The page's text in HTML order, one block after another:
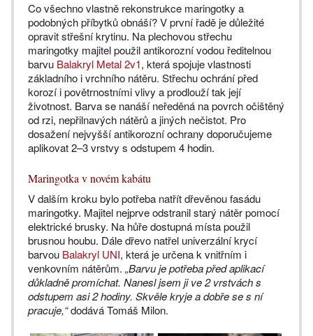
Co všechno vlastně rekonstrukce maringotky a
podobných příbytků obnáší? V první řadě je důležité
opravit střešní krytinu. Na plechovou střechu
maringotky majitel použil antikorozní vodou ředitelnou
barvu Balakryl Metal 2v1, která spojuje vlastnosti
základního i vrchního nátěru. Střechu ochrání před
korozí i povětrnostními vlivy a prodlouží tak její
životnost. Barva se nanáší neředěná na povrch očištěný
od rzi, nepřilnavých nátěrů a jiných nečistot. Pro
dosažení nejvyšší antikorozní ochrany doporučujeme
aplikovat 2–3 vrstvy s odstupem 4 hodin.
Maringotka v novém kabátu
V dalším kroku bylo potřeba natřít dřevěnou fasádu
maringotky. Majitel nejprve odstranil starý nátěr pomocí
elektrické brusky. Na hůře dostupná místa použil
brusnou houbu. Dále dřevo natřel univerzální krycí
barvou Balakryl UNI, která je určena k vnitřním i
venkovním nátěrům. „Barvu je potřeba před aplikací
důkladně promíchat. Nanesl jsem ji ve 2 vrstvách s
odstupem asi 2 hodiny. Skvěle kryje a dobře se s ní
pracuje,“dodává Tomáš Milon.